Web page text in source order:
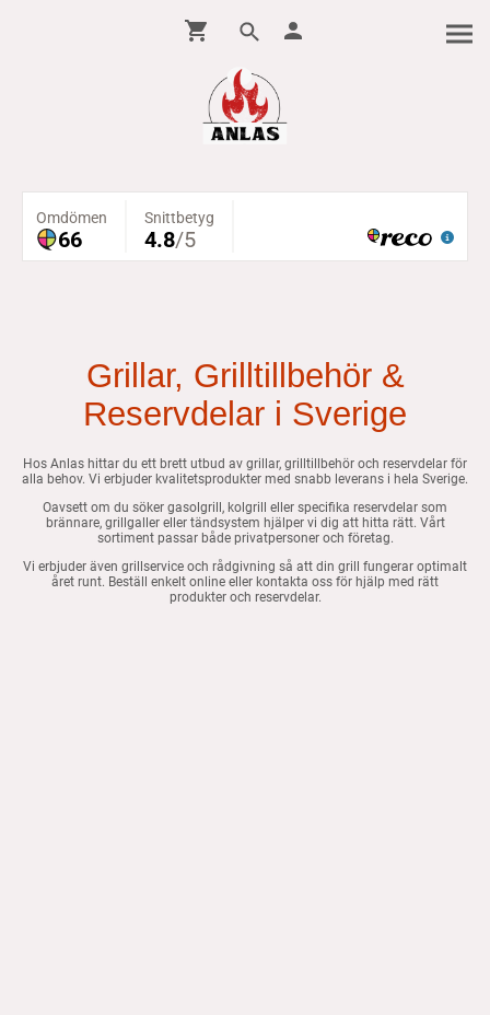
Grillar, Grilltillbehör &
Reservdelar i Sverige
Hos Anlas hittar du ett brett utbud av grillar, grilltillbehör och reservdelar för
alla behov. Vi erbjuder kvalitetsprodukter med snabb leverans i hela Sverige.
Oavsett om du söker gasolgrill, kolgrill eller specifika reservdelar som
brännare, grillgaller eller tändsystem hjälper vi dig att hitta rätt. Vårt
sortiment passar både privatpersoner och företag.
Vi erbjuder även grillservice och rådgivning så att din grill fungerar optimalt
året runt. Beställ enkelt online eller kontakta oss för hjälp med rätt
produkter och reservdelar.